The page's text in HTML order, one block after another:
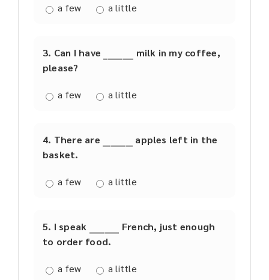
a few a little
3. Can I have ________ milk in my coffee,
please?
a few a little
4. There are ________ apples left in the
basket.
a few a little
5. I speak ________ French, just enough
to order food.
a few a little